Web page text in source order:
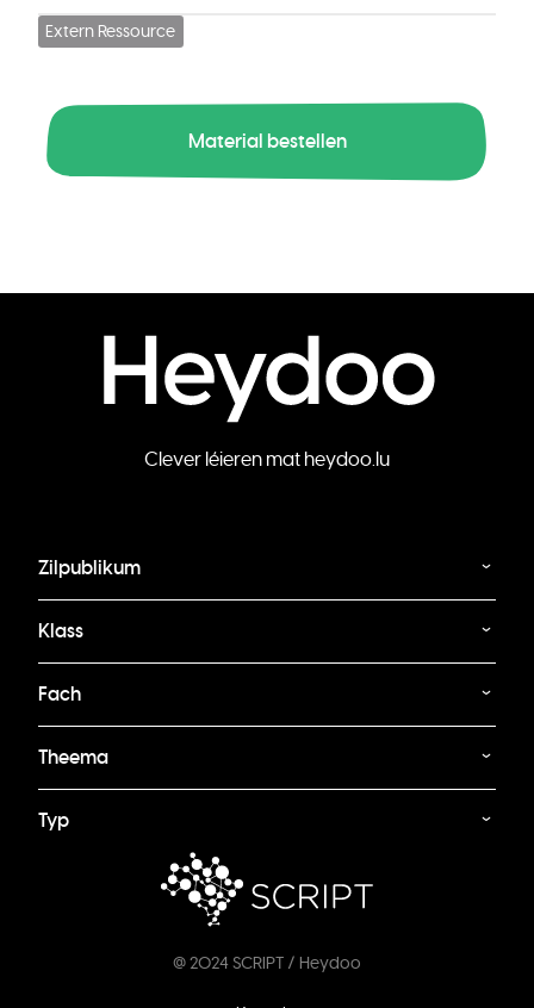
Extern Ressource
Material bestellen
Clever léieren mat heydoo.lu
Zilpublikum
Klass
Fach
Theema
Typ
@ 2024 SCRIPT / Heydoo